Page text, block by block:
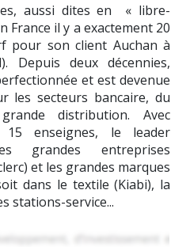
aussi dites en « libre-
France il y a exactement 20
pour son client Auchan à
Depuis deux décennies,
et est devenue
les secteurs bancaire, du
distribution. Avec
enseignes, le leader
grandes entreprises
et les grandes marques
dans le textile (Kiabi), la
stations-service...